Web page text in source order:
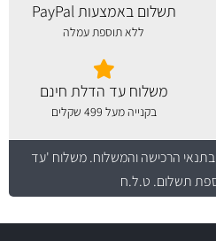
תשלום באמצעות PayPal
ללא תוספת עמלה
משלוח עד הדלת חינם
בקנייה מעל 499 שקלים
בתנאי הרכישה והמשלוח. משלוח 'עד
תשלום. ט.ל.ח